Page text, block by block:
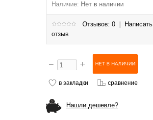
Наличие: Нет в наличии
Отзывов: 0
Написать
отзыв
в закладки сравнение
Нашли дешевле?